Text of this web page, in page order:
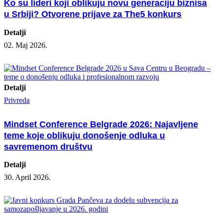
Ko su lideri koji oblikuju novu generaciju biznisa
u Srbiji? Otvorene prijave za The5 konkurs
Detalji
02. Maj 2026.
Detalji
Privreda
Mindset Conference Belgrade 2026: Najavljene
teme koje oblikuju donošenje odluka u
savremenom društvu
Detalji
30. April 2026.